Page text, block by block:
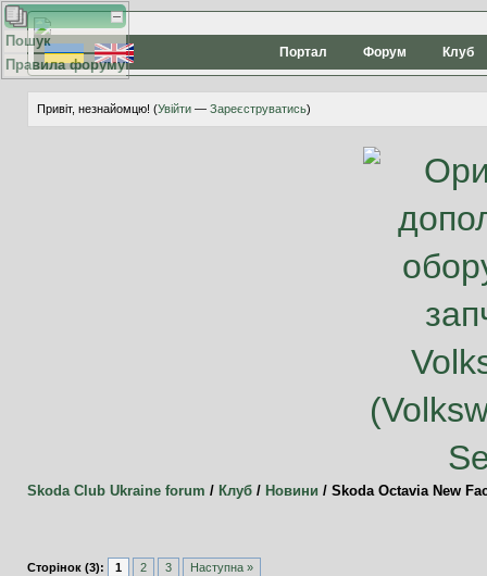
Портал Форум Клуб
Привіт, незнайомцю! (Увійти— Зареєструватись)
Skoda Club Ukraine forum / Клуб/ Новини / Skoda Octavia New
Пошук
Правила форуму
Сторінок (3): 1 2 3 Наступна »